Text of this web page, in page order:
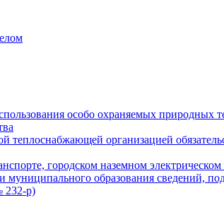
особо охраняемых природных
организацией
городском наземном
образования сведений,
232-р)